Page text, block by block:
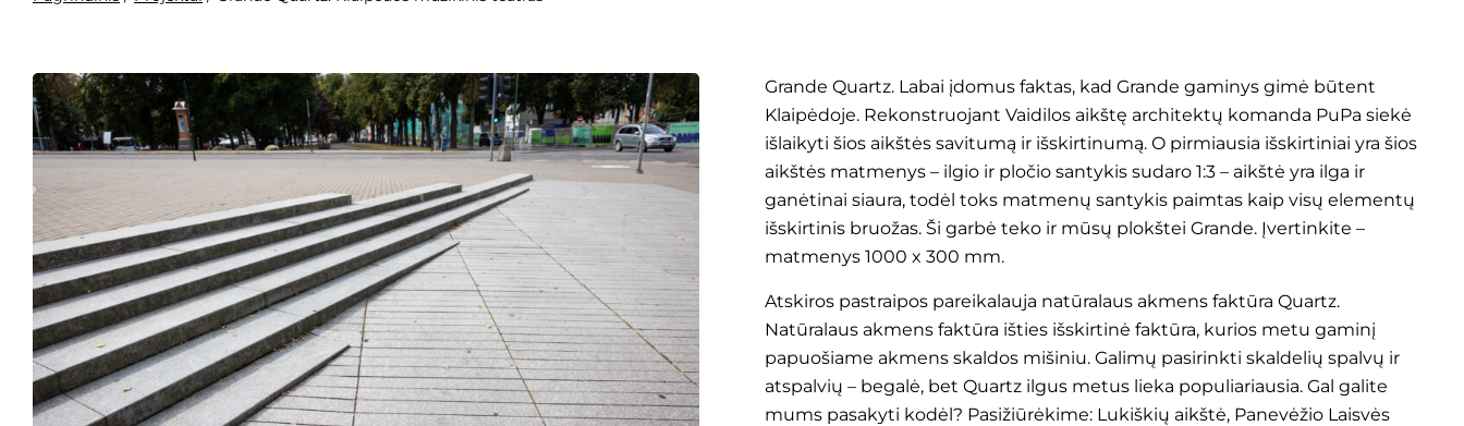
Grande Quartz. Labai įdomus faktas, kad Grande gaminys gimė būtent
Klaipėdoje. Rekonstruojant Vaidilos aikštę architektų komanda PuPa siekė
išlaikyti šios aikštės savitumą ir išskirtinumą. O pirmiausia išskirtiniai yra šios
aikštės matmenys – ilgio ir pločio santykis sudaro 1:3 – aikštė yra ilga ir
ganėtinai siaura, todėl toks matmenų santykis paimtas kaip visų elementų
išskirtinis bruožas. Ši garbė teko ir mūsų plokštei Grande. Įvertinkite –
matmenys 1000 x 300 mm.
Atskiros pastraipos pareikalauja natūralaus akmens faktūra Quartz.
Natūralaus akmens faktūra išties išskirtinė faktūra, kurios metu gaminį
papuošiame akmens skaldos mišiniu. Galimų pasirinkti skaldelių spalvų ir
atspalvių – begalė, bet Quartz ilgus metus lieka populiariausia. Gal galite
mums pasakyti kodėl? Pasižiūrėkime: Lukiškių aikštė, Panevėžio Laisvės